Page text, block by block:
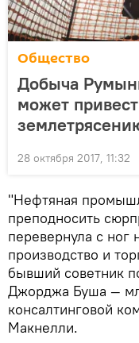
Общество
Добыча
может
28 октября 2017, 11:32
"Нефтяная
преподносить
перевернула с ног
производство и
бывший советник
Джорджа Буша —
консалтинговой
Макнелли.